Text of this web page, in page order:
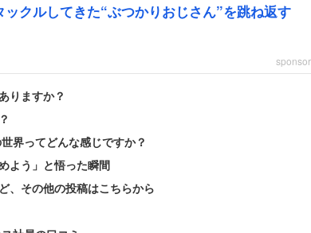
う。直後、その男は先ほど女性が乗っていた満員
う。満員のため奥に行けなかったのだ。
性は男の姿を観察する時間があった。
クルしてきた“ぶつかりおじさん”を跳ね返す
りますか？
界ってどんな感じですか？
よう」と悟った瞬間
、その他の投稿はこちらから